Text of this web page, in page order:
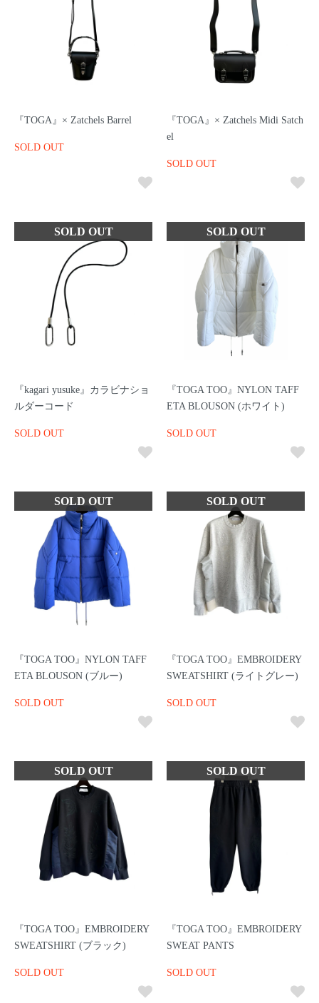
『TOGA』× Zatchels Barrel
SOLD OUT
『TOGA』× Zatchels Midi Satch
el
SOLD OUT
『kagari yusuke』カラビナショ
ルダーコード
SOLD OUT
『TOGA TOO』NYLON TAFF
ETA BLOUSON (ホワイト)
SOLD OUT
『TOGA TOO』NYLON TAFF
ETA BLOUSON (ブルー)
SOLD OUT
『TOGA TOO』EMBROIDERY
SWEATSHIRT (ライトグレー)
SOLD OUT
『TOGA TOO』EMBROIDERY
SWEATSHIRT (ブラック)
SOLD OUT
『TOGA TOO』EMBROIDERY
SWEAT PANTS
SOLD OUT